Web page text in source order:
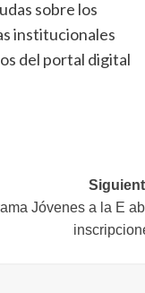
sobre los
institucionales
del portal digital
Jóvenes a la E